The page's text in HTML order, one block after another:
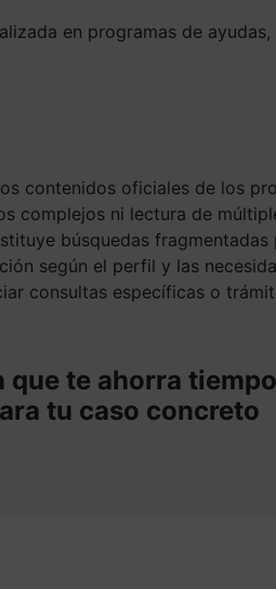
en programas de
contenidos oficiales de los
complejos ni lectura de
búsquedas
según el perfil y las
consultas específicas o
que te ahorra
tu caso concreto